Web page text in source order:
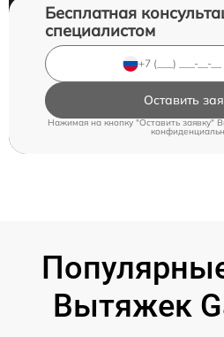
Бесплатная
специалистом
Оставить
Нажимая на кнопку "Оставить заявку"
Вытяжек